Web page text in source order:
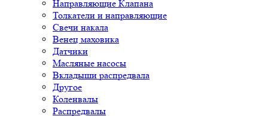
Направляющие Клапана
Толкатели и направляющие
Свечи накала
Венец маховика
Датчики
Масляные насосы
Вкладыши распредвала
Другое
Коленвалы
Распредвалы